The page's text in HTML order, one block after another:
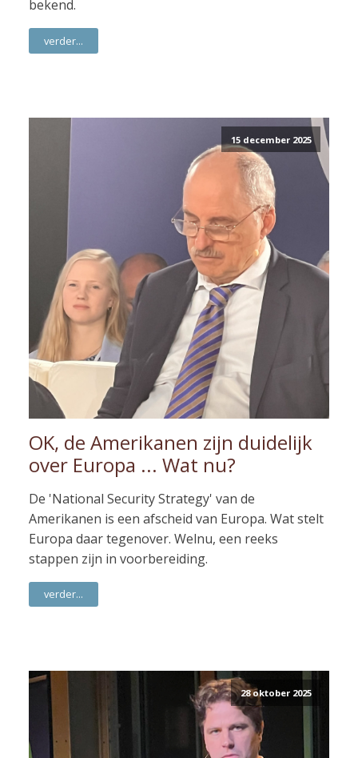
bekend.
verder...
15 december 2025
OK, de Amerikanen zijn duidelijk
over Europa ... Wat nu?
De 'National Security Strategy' van de
Amerikanen is een afscheid van Europa. Wat stelt
Europa daar tegenover. Welnu, een reeks
stappen zijn in voorbereiding.
verder...
28 oktober 2025